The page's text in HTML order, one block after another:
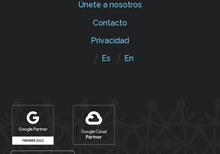
Únete a nosotros
Contacto
Privacidad
Es
En